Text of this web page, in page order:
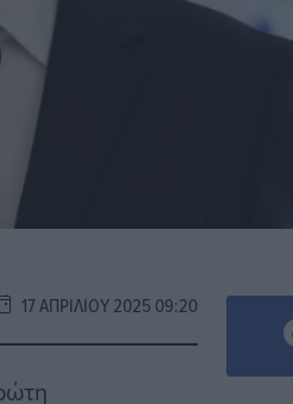
17 ΑΠΡΙΛΊΟΥ 2025 09:20